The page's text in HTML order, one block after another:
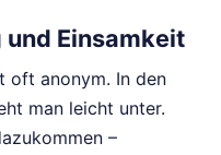
Einsamkeit
oft anonym. In den
man leicht unter.
–